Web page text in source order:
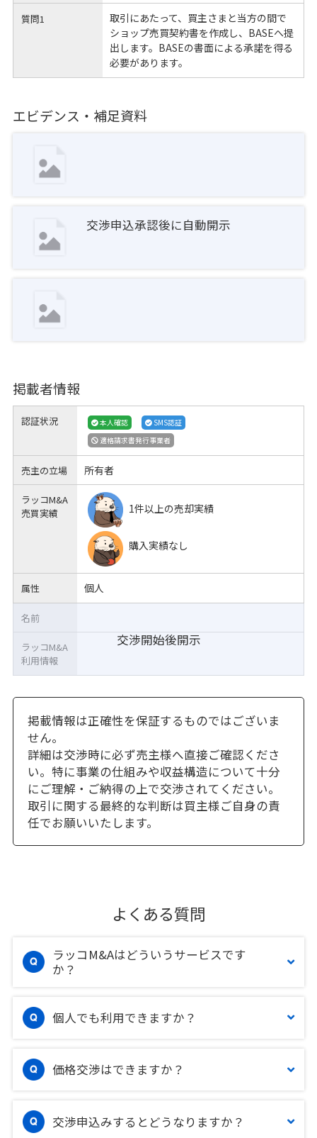
質問1
取引にあたって、買主さまと当方の間で
ショップ売買契約書を作成し、BASEへ提
出します。BASEの書面による承諾を得る
必要があります。
エビデンス・補足資料
交渉申込承認後に自動開示
掲載者情報
認証状況 本人確認
SMS認証
適格請求書発行事業者
売主の立場 所有者
ラッコM&A
売買実績
1件以上の売却実績
購入実績なし
属性 個人
交渉開始後開示
名前
ラッコM&A
利用情報
掲載情報は正確性を保証するものではございま
せん。
詳細は交渉時に必ず売主様へ直接ご確認くださ
い。特に事業の仕組みや収益構造について十分
にご理解・ご納得の上で交渉されてください。
取引に関する最終的な判断は買主様ご自身の責
任でお願いいたします。
よくある質問
ラッコM&Aはどういうサービスです
か？
個人でも利用できますか？
価格交渉はできますか？
交渉申込みするとどうなりますか？